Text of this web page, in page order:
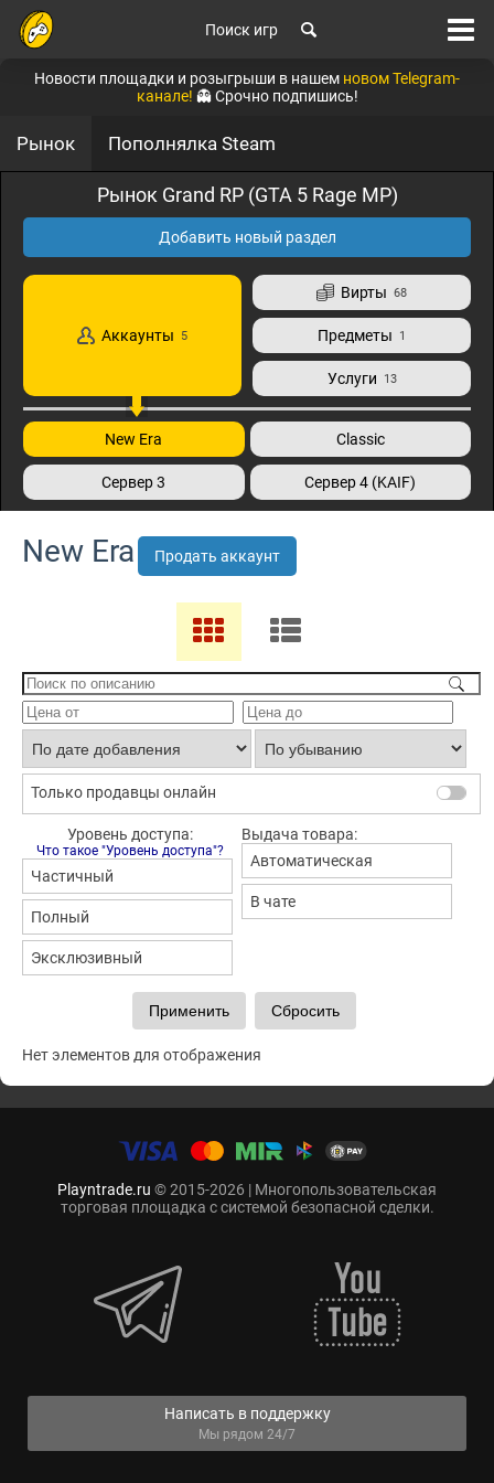
Поиск игр
Новости площадки и розыгрыши в нашем новом Telegram-
канале! 👻 Срочно подпишись!
Рынок Пополнялка Steam
Рынок Grand RP (GTA 5 Rage MP)
Добавить новый раздел
Аккаунты 5
Вирты 68
Предметы 1
Услуги 13
New Era Classic
Сервер 3 Сервер 4 (KAIF)
New Era Продать аккаунт
Только продавцы онлайн
Уровень доступа:
Что такое "Уровень доступа"?
Частичный
Полный
Эксклюзивный
Выдача товара:
Автоматическая
В чате
Нет элементов для отображения
Playntrade.ru © 2015-2026 | Многопользовательская
торговая площадка с системой безопасной сделки.
Написать в поддержку
Мы рядом 24/7